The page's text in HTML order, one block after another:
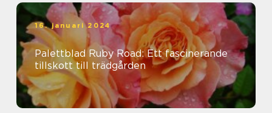
16. januari 2024
Palettblad Ruby Road: Ett fascinerande
tillskott till trädgården